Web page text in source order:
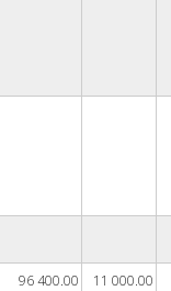
96 400.00 11 000.00